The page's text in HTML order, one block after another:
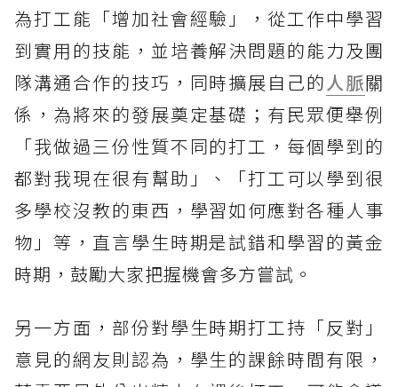
為打工能「增加社會經驗」，從工作中學習
到實用的技能，並培養解決問題的能力及團
隊溝通合作的技巧，同時擴展自己的人脈關
係，為將來的發展奠定基礎；有民眾便舉例
「我做過三份性質不同的打工，每個學到的
都對我現在很有幫助」、「打工可以學到很
多學校沒教的東西，學習如何應對各種人事
物」等，直言學生時期是試錯和學習的黃金
時期，鼓勵大家把握機會多方嘗試。
另一方面，部份對學生時期打工持「反對」
意見的網友則認為，學生的課餘時間有限，